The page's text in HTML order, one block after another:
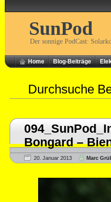
SunPod
Der sonnige PodCast:
Home Blog-Beiträge
Durchsuche
Bongard –
20. Januar 2013 Marc